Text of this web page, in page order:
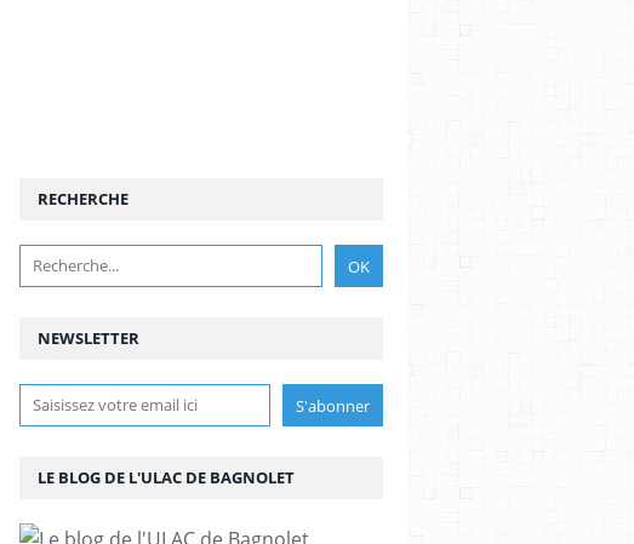
NEWSLETTER
RECHERCHE
LE BLOG DE L'ULAC DE BAGNOLET